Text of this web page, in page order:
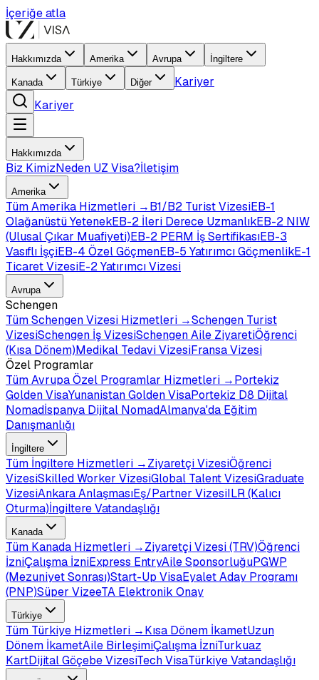
İçeriğe atla
Hakkımızda Amerika Avrupa İngiltere
Kanada Türkiye Diğer
Kariyer
Kariyer
Hakkımızda
Biz KimizNeden UZ Visa?İletişim
Amerika
TümAmerika Hizmetleri →B1/B2 Turist VizesiEB-1
Olağanüstü YetenekEB-2 İleri Derece UzmanlıkEB-2 NIW
(Ulusal Çıkar Muafiyeti)EB-2 PERM İş SertifikasıEB-3
Vasıflı İşçiEB-4 Özel GöçmenEB-5 Yatırımcı GöçmenlikE-1
Ticaret VizesiE-2 Yatırımcı Vizesi
Avrupa
Schengen
TümSchengen Vizesi Hizmetleri →Schengen Turist
VizesiSchengen İş VizesiSchengen Aile ZiyaretiÖğrenci
(Kısa Dönem)Medikal Tedavi VizesiFransa Vizesi
Özel Programlar
TümAvrupa Özel Programlar Hizmetleri →Portekiz
Golden VisaYunanistan Golden VisaPortekiz D8 Dijital
Nomadİspanya Dijital NomadAlmanya'da Eğitim
Danışmanlığı
İngiltere
Tüm İngiltere Hizmetleri →Ziyaretçi VizesiÖğrenci
VizesiSkilled Worker VizesiGlobal Talent VizesiGraduate
VizesiAnkara AnlaşmasıEş/Partner VizesiILR (Kalıcı
Oturma)İngiltere Vatandaşlığı
Kanada
Tüm Kanada Hizmetleri →Ziyaretçi Vizesi (TRV)Öğrenci
İzniÇalışma İzniExpress EntryAile SponsorluğuPGWP
(Mezuniyet Sonrası)Start-Up VisaEyalet Aday Programı
(PNP)Süper VizeeTA Elektronik Onay
Türkiye
Tüm Türkiye Hizmetleri →Kısa Dönem İkametUzun
Dönem İkametAile BirleşimiÇalışma İzniTurkuaz
KartDijital Göçebe VizesiTech VisaTürkiye Vatandaşlığı